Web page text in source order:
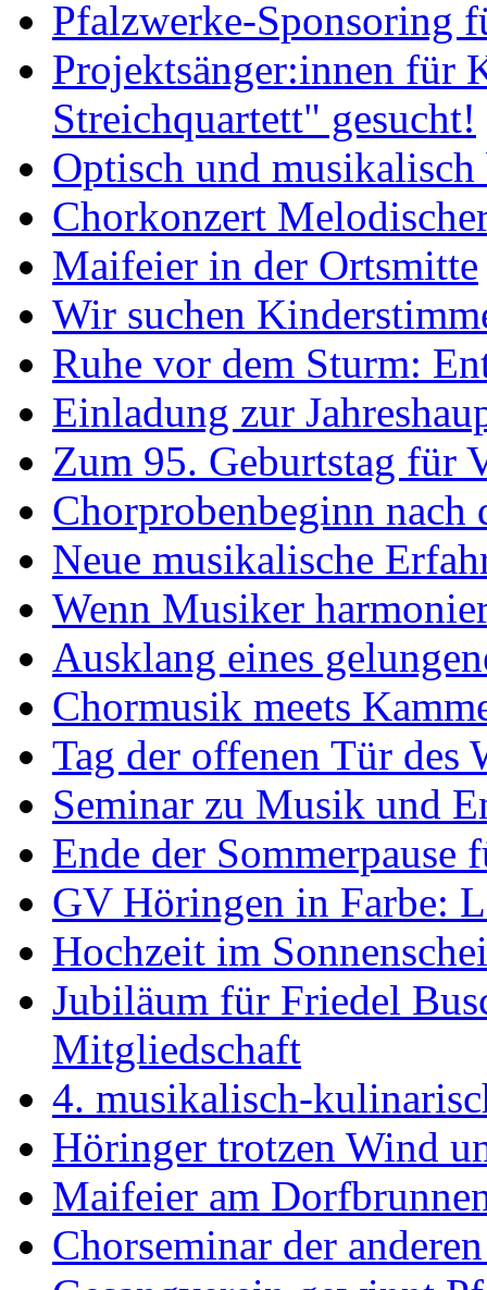
Pfalzwerke-Sponsoring
Projektsänger:innen für
Streichquartett" gesucht!
Optisch und
Chorkonzert
Maifeier in der Ortsmitte
Wir suchen
Ruhe vor dem Sturm:
Einladung zur
Zum 95. Geburtstag für
Chorprobenbeginn nach
Neue musikalische
Wenn Musiker
Ausklang eines
Chormusik meets
Tag der offenen Tür des
Seminar zu Musik und
Ende der Sommerpause
GV Höringen in Farbe:
Hochzeit im
Jubiläum für Friedel
Mitgliedschaft
4. musikalisch-
Höringer trotzen Wind
Maifeier am
Chorseminar der